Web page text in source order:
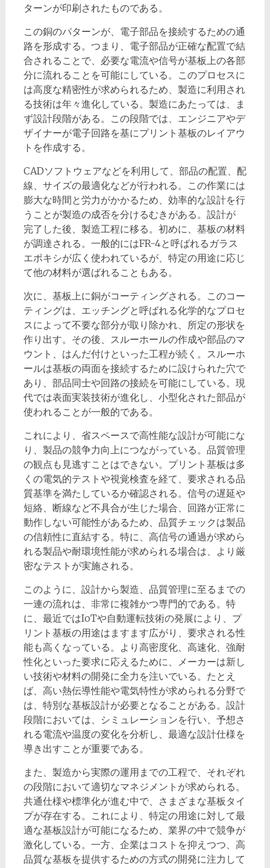
ターンが印刷されたものである。
この銅のパターンが、電子部品を接続するための通
路を形成する。つまり、電子部品が正確な配置で結
合されることで、必要な電流や信号が基板上の各部
分に流れることを可能にしている。このプロセスに
は高度な精密性が求められるため、製造に利用され
る技術は年々進化している。製造にあたっては、ま
ず設計段階がある。この段階では、エンジニアやデ
ザイナーが電子回路を基にプリント基板のレイアウ
トを作成する。
CADソフトウェアなどを利用して、部品の配置、配
線、サイズの最適化などが行われる。この作業には
膨大な時間と労力がかかるため、効率的な設計を行
うことが製造の成否を分けるむきがある。設計が
完了した後、製造工程に移る。初めに、基板の材料
が調達される。一般的にはFR-4と呼ばれるガラス
エポキシが広く使われているが、特定の用途に応じ
て他の材料が選ばれることもある。
次に、基板上に銅がコーティングされる。このコー
ティングは、エッチングと呼ばれる化学的なプロセ
スによって不要な部分が取り除かれ、所定の形状を
作り出す。その後、スルーホールの作成や部品のマ
ウント、はんだ付けといった工程が続く。スルーホ
ールは基板の両面を接続するために設けられた穴で
あり、部品同士や回路の接続を可能にしている。現
代では表面実装技術が進化し、小型化された部品が
使われることが一般的である。
これにより、省スペースで高性能な設計が可能にな
り、製品の競争力向上につながっている。品質管理
の観点も見逃すことはできない。プリント基板は多
くの電気的テストや視覚検査を経て、要求される品
質基準を満たしているか確認される。信号の遅延や
短絡、断線など不具合が生じた場合、回路が正常に
動作しない可能性があるため、品質チェックは製品
の信頼性に直結する。特に、高信号の通過が求めら
れる製品や耐環境性能が求められる場合は、より厳
密なテストが実施される。
このように、設計から製造、品質管理に至るまでの
一連の流れは、非常に複雑かつ専門的である。特
に、最近ではIoTや自動運転技術の発展により、プ
リント基板の用途はますます広がり、要求される性
能も高くなっている。より高密度化、高速化、強耐
性化といった要求に応えるために、メーカーは新し
い技術や材料の開発に全力を注いでいる。たとえ
ば、高い熱伝導性能や電気特性が求められる分野で
は、特別な基板設計が必要となることがある。設計
段階においては、シミュレーションを行い、予想さ
れる電流や温度の変化を分析し、最適な設計仕様を
導き出すことが重要である。
また、製造から実際の運用までの工程で、それぞれ
の段階において適切なマネジメントが求められる。
共通仕様や標準化が進む中で、さまざまな基板タイ
プが存在する。これにより、特定の用途に対して最
適な基板設計が可能になるため、業界の中で競争が
激化している。一方、企業はコストを抑えつつ、高
品質な基板を提供するための方式の開発に注力して